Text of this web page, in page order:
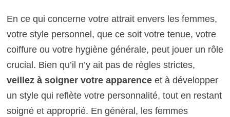
En ce qui concerne votre attrait envers les femmes,
votre style personnel, que ce soit votre tenue, votre
coiffure ou votre hygiène générale, peut jouer un rôle
crucial. Bien qu’il n’y ait pas de règles strictes,
veillez à soigner votre apparenceet à développer
un style qui reflète votre personnalité, tout en restant
soigné et approprié. En général, les femmes